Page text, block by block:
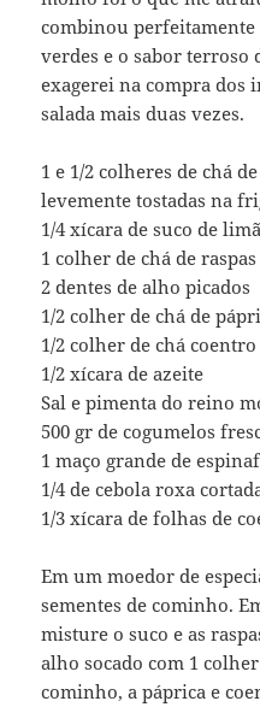
combinou perfeitamente
verdes e o sabor terroso
exagerei na compra dos
salada mais duas vezes.
1 e 1/2 colheres de chá
levemente tostadas na
1/4 xícara de suco de
1 colher de chá de
2 dentes de alho picados
1/2 colher de chá de
1/2 colher de chá
1/2 xícara de azeite
Sal e pimenta do reino
500 gr de cogumelos
1 maço grande de
1/4 de cebola roxa
1/3 xícara de folhas de
Em um moedor de
sementes de cominho.
misture o suco e as
alho socado com 1
cominho, a páprica e